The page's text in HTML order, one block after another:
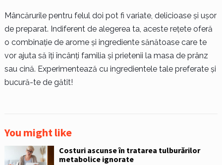
Mâncărurile pentru felul doi pot fi variate, delicioase și ușor
de preparat. Indiferent de alegerea ta, aceste rețete oferă
o combinație de arome și ingrediente sănătoase care te
vor ajuta să îți încânți familia și prietenii la masa de prânz
sau cină. Experimentează cu ingredientele tale preferate și
bucură-te de gătit!
You might like
Costuri ascunse în tratarea tulburărilor
metabolice ignorate